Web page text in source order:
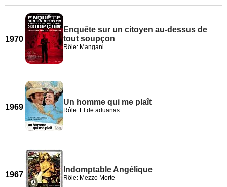
1970
Enquête sur un citoyen au-dessus de
tout soupçon
Rôle: Mangani
1969
Un homme qui me plaît
Rôle: El de aduanas
1967
Indomptable Angélique
Rôle: Mezzo Morte